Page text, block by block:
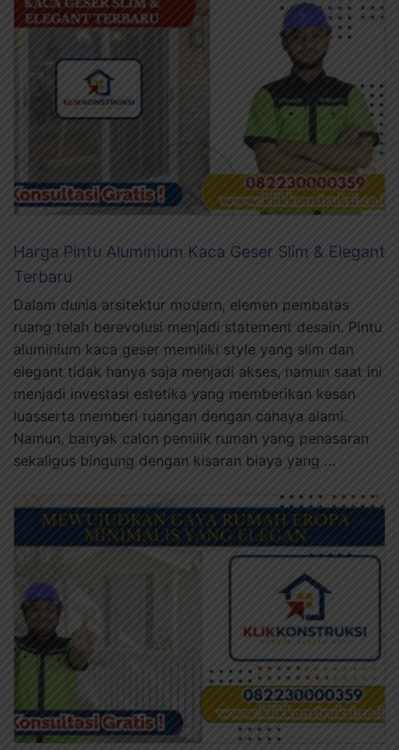
Harga Pintu Aluminium Kaca Geser Slim & Elegant
Terbaru
Dalam dunia arsitektur modern, elemen pembatas
ruang telah berevolusi menjadi statement desain. Pintu
aluminium kaca geser memiliki style yang slim dan
elegant tidak hanya saja menjadi akses, namun saat ini
menjadi investasi estetika yang memberikan kesan
luasserta memberi ruangan dengan cahaya alami.
Namun, banyak calon pemilik rumah yang penasaran
sekaligus bingung dengan kisaran biaya yang …